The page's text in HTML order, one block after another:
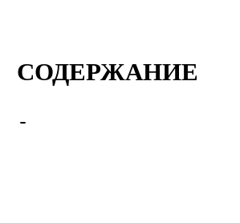
СОДЕРЖАНИЕ
-